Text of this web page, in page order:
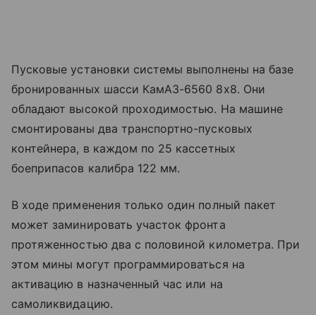
Пусковые установки системы выполнены на базе
бронированных шасси КамАЗ-6560 8х8. Они
обладают высокой проходимостью. На машине
смонтированы два транспортно-пусковых
контейнера, в каждом по 25 кассетных
боеприпасов калибра 122 мм.
В ходе применения только один полный пакет
может заминировать участок фронта
протяженностью два с половиной километра. При
этом мины могут программироваться на
активацию в назначенный час или на
самоликвидацию.